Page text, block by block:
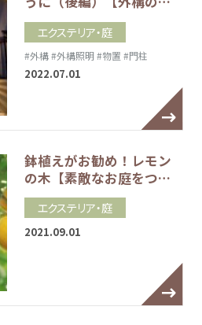
エクステリア・庭
#外構#外構照明 #物置 #門柱
2022.07.01
鉢植えがお勧め！レモン
の木【素敵なお庭をつ…
エクステリア・庭
2021.09.01